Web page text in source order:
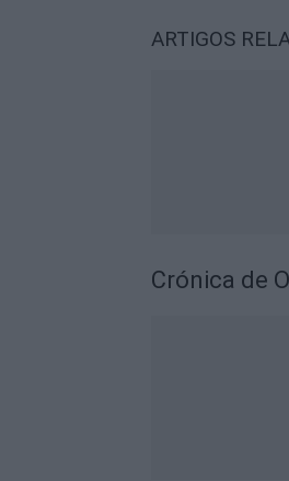
ARTIGOS
Crónica de